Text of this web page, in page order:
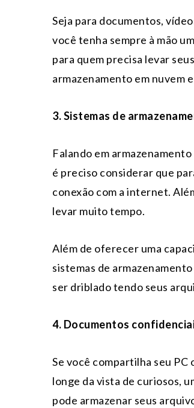
Seja para documentos,
você tenha sempre à mão
para quem precisa levar
armazenamento em nuvem
3. Sistemas de
Falando em
é preciso considerar que
conexão com a internet.
levar muito tempo.
Além de oferecer uma
sistemas de
ser driblado tendo seus
4. Documentos
Se você compartilha seu
longe da vista de curiosos,
pode armazenar seus